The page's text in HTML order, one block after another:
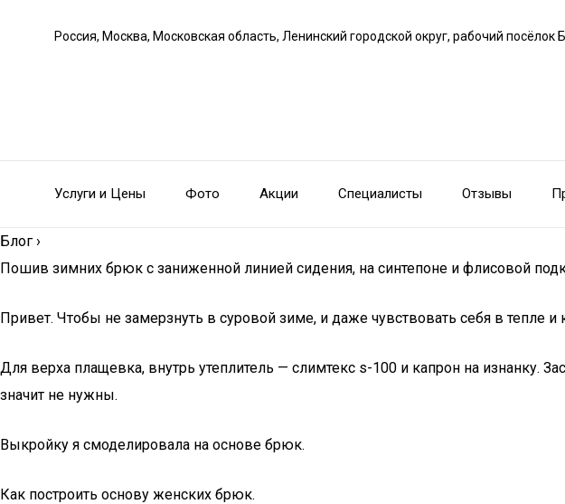
Россия, Москва, Московская область, Ленинский городской округ, рабочий
Услуги и Цены Фото Акции Специалисты Отзывы
Блог ›
Пошив зимних брюк с заниженной линией сидения, на синтепоне и флисовой
Привет. Чтобы не замерзнуть в суровой зиме, и даже чувствовать себя в тепле
Для верха плащевка, внутрь утеплитель — слимтекс s-100 и капрон на изнанку.
значит не нужны.
Выкройку я смоделировала на основе брюк.
Как построить основу женских брюк.